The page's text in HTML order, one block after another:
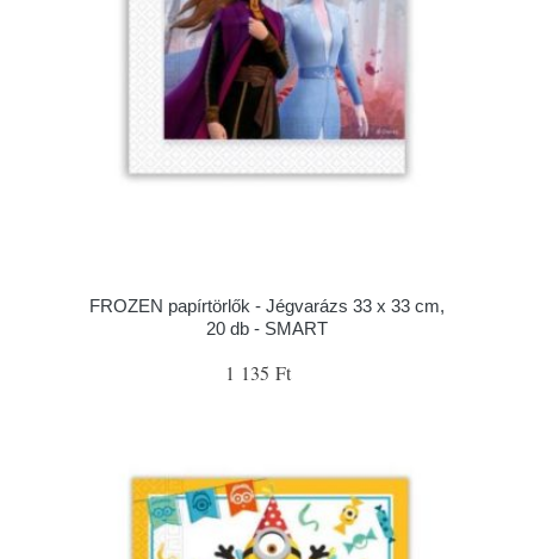
FROZEN papírtörlők - Jégvarázs 33 x 33 cm,
20 db - SMART
1 135 Ft